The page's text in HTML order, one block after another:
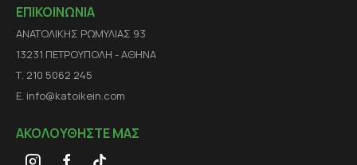
ΕΠΙΚΟΙΝΩΝΙΑ
ΑΝΑΤΟΛΙΚΗΣ ΡΩΜΥΛΙΑΣ 93
13231 ΠΕΤΡΟΥΠΟΛΗ - ΑΘΗΝΑ
Τ. 210 5062 245
E. info@katoikein.com
ΑΚΟΛΟΥΘΗΣΤΕ ΜΑΣ